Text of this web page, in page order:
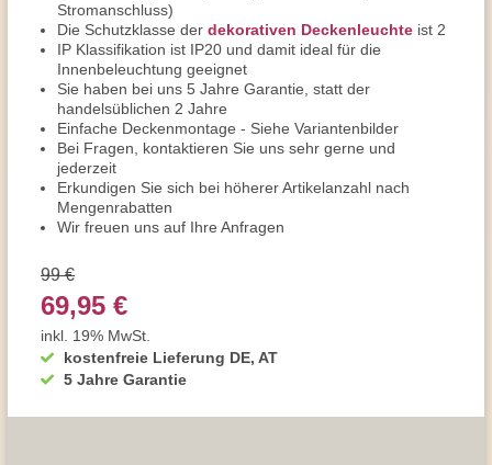
Stromanschluss)
Die Schutzklasse der dekorativen Deckenleuchte ist 2
IP Klassifikation ist IP20 und damit ideal für die
Innenbeleuchtung geeignet
Sie haben bei uns 5 Jahre Garantie, statt der
handelsüblichen 2 Jahre
Einfache Deckenmontage - Siehe Variantenbilder
Bei Fragen, kontaktieren Sie uns sehr gerne und
jederzeit
Erkundigen Sie sich bei höherer Artikelanzahl nach
Mengenrabatten
Wir freuen uns auf Ihre Anfragen
kostenfreie Lieferung DE, AT
5 Jahre Garantie
99 €
69,95 €
inkl. 19% MwSt.